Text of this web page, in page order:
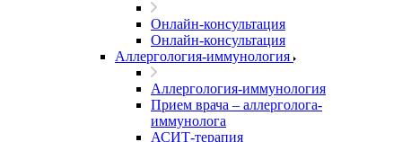
Онлайн-консультация
Онлайн-консультация
Аллергология-иммунология
Аллергология-иммунология
Прием врача – аллерголога-
иммунолога
АСИТ-терапия